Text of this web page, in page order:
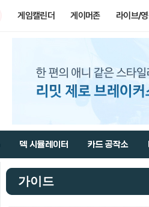
게임캘린더 게이머존 라이브/
덱 시뮬레이터 카드 공작소
가이드